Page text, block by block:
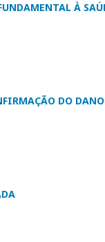
À
DO DANO